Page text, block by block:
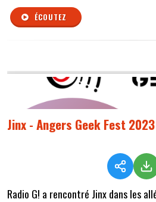
ÉCOUTEZ
Jinx - Angers Geek Fest 2023
Radio G! a rencontré Jinx dans les